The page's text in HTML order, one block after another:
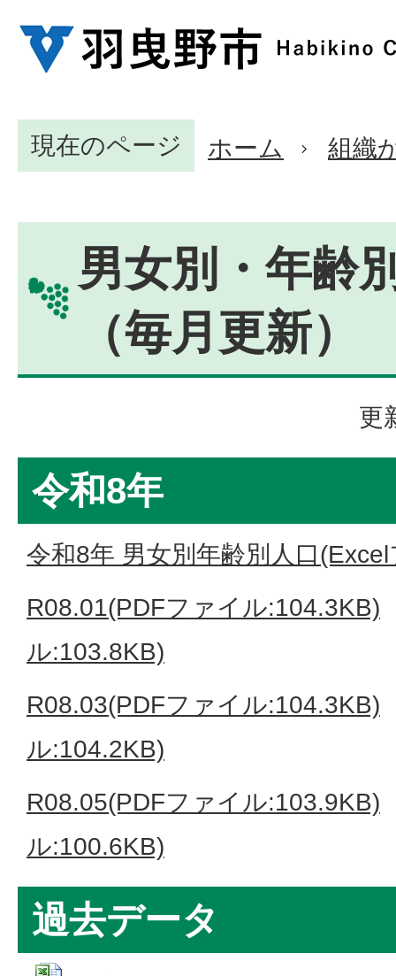
現在のページ ホーム 組織
男女別・年齢
（毎月更新）
更
令和8年
令和8年 男女別年齢別人口
R08.01(PDFファイル:104.3KB)
ル:103.8KB)
R08.03(PDFファイル:104.3KB)
ル:104.2KB)
R08.05(PDFファイル:103.9KB)
ル:100.6KB)
過去データ